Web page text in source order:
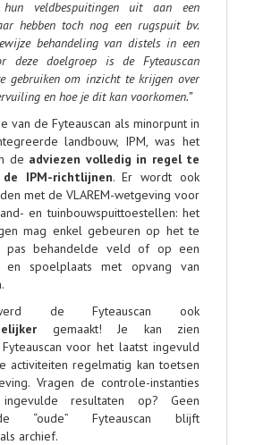
hun veldbespuitingen uit aan een
hebben toch nog een rugspuit bv.
behandeling van distelsin een
deze doelgroep is de Fyteauscan
gebruikenom inzicht te krijgen over
en hoe je dit kan voorkomen.”
van de Fyteauscan als minorpunt in
landbouw, IPM, was het
de adviezen volledig in regel te
IPM-richtlijnen. Er wordt ook
met de VLAREM-wetgeving voor
en tuinbouwspuittoestellen: het
mag enkel gebeuren op het te
pas behandelde veld of op een
en spoelplaats met opvang van
de Fyteauscan ook
gemaakt! Je kan zien
voor het laatst ingevuld
activiteiten regelmatig kan toetsen
Vragen de controle-instanties
resultaten op? Geen
“oude” Fyteauscan blijft
archief.